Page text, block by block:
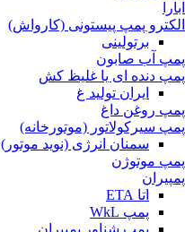
ابارا
الکترو پمپ پیستونی (کارواش)
برتولینی
پمپ آب صابون
پمپ دنده ای یا غلیظ کش
ایران تولید غ
پمپ روغن داغ
پمپ سیرکولاتور (موتورخانه)
سمنان انرژی (نوید موتور)
پمپ موتوژن
پمپیران
اتا ETA
پمپ WkL
پمپ شناور پمپیران